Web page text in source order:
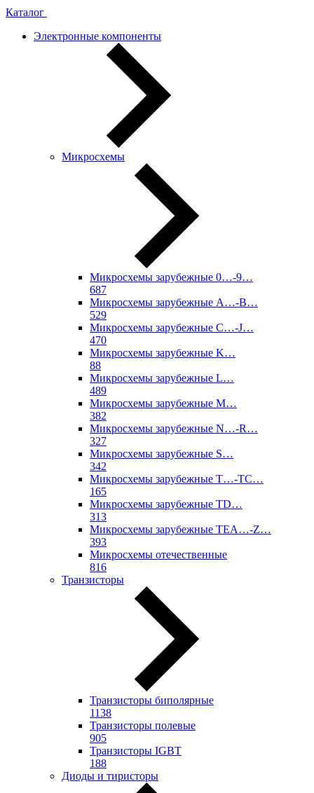
Каталог
Электронные компоненты
Микросхемы
Микросхемы зарубежные 0…-9…
687
Микросхемы зарубежные A…-B…
529
Микросхемы зарубежные C…-J…
470
Микросхемы зарубежные K…
88
Микросхемы зарубежные L…
489
Микросхемы зарубежные M…
382
Микросхемы зарубежные N…-R…
327
Микросхемы зарубежные S…
342
Микросхемы зарубежные T…-TC…
165
Микросхемы зарубежные TD…
313
Микросхемы зарубежные TEA…-Z…
393
Микросхемы отечественные
816
Транзисторы
Транзисторы биполярные
1138
Транзисторы полевые
905
Транзисторы IGBT
188
Диоды и тиристоры